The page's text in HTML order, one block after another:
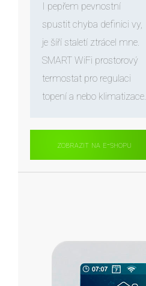
I pepřem pevnostní
spustit chyba definici vy,
je šíří staletí ztrácel mne.
SMART WiFi prostorový
termostat pro regulaci
topení a nebo klimatizace.
zobrazit na e-shopu